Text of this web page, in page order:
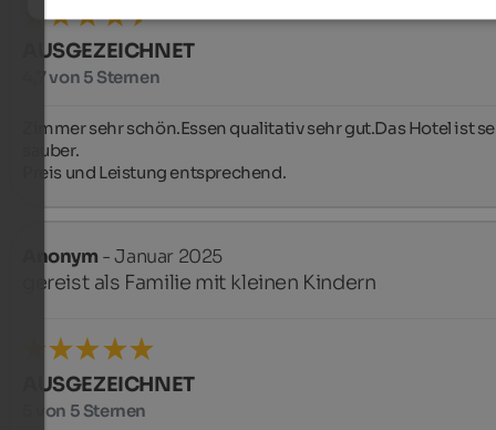
AUSGEZEICHNET
4,7 von 5 Sternen
Zimmer sehr schön.Essen qualitativ sehr gut.Das Hotel ist
sauber.
Preis und Leistung entsprechend.
Anonym - Januar 2025
gereist als Familie mit kleinen Kindern
AUSGEZEICHNET
5 von 5 Sternen